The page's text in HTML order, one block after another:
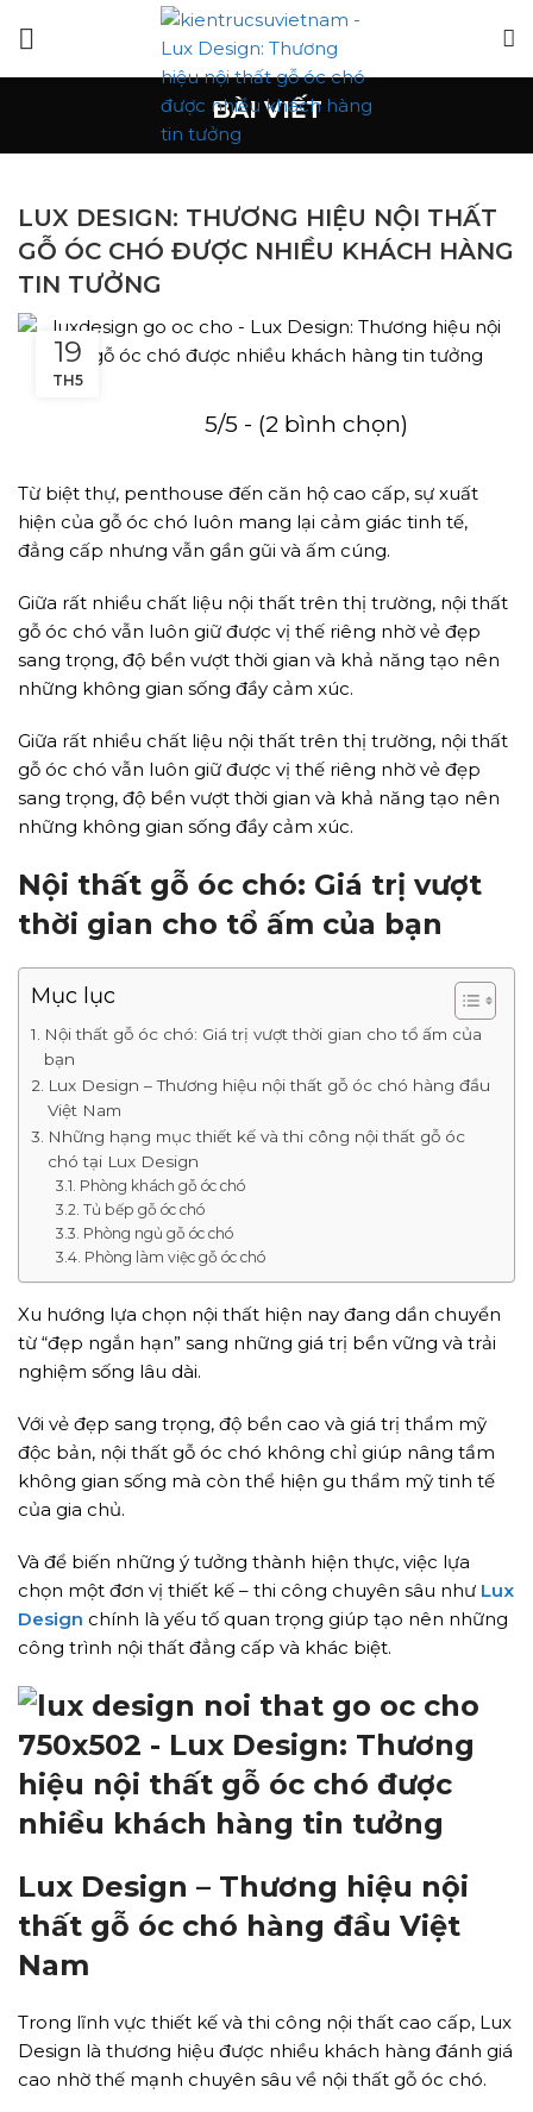
BÀI VIẾT
LUX DESIGN: THƯƠNG HIỆU NỘI THẤT
GỖ ÓC CHÓ ĐƯỢC NHIỀU KHÁCH HÀNG
TIN TƯỞNG
19
TH5
5/5 - (2 bình chọn)
Từ biệt thự, penthouse đến căn hộ cao cấp, sự xuất
hiện của gỗ óc chó luôn mang lại cảm giác tinh tế,
đẳng cấp nhưng vẫn gần gũi và ấm cúng.
Giữa rất nhiều chất liệu nội thất trên thị trường, nội thất
gỗ óc chó vẫn luôn giữ được vị thế riêng nhờ vẻ đẹp
sang trọng, độ bền vượt thời gian và khả năng tạo nên
những không gian sống đầy cảm xúc.
Giữa rất nhiều chất liệu nội thất trên thị trường, nội thất
gỗ óc chó vẫn luôn giữ được vị thế riêng nhờ vẻ đẹp
sang trọng, độ bền vượt thời gian và khả năng tạo nên
những không gian sống đầy cảm xúc.
Nội thất gỗ óc chó: Giá trị vượt
thời gian cho tổ ấm của bạn
Mục lục
Nội thất gỗ óc chó: Giá trị vượt thời gian cho tổ ấm của
bạn
Lux Design – Thương hiệu nội thất gỗ óc chó hàng đầu
Việt Nam
Những hạng mục thiết kế và thi công nội thất gỗ óc
chó tại Lux Design
Phòng khách gỗ óc chó
Tủ bếp gỗ óc chó
Phòng ngủ gỗ óc chó
Phòng làm việc gỗ óc chó
Xu hướng lựa chọn nội thất hiện nay đang dần chuyển
từ “đẹp ngắn hạn” sang những giá trị bền vững và trải
nghiệm sống lâu dài.
Với vẻ đẹp sang trọng, độ bền cao và giá trị thẩm mỹ
độc bản, nội thất gỗ óc chó không chỉ giúp nâng tầm
không gian sống mà còn thể hiện gu thẩm mỹ tinh tế
của gia chủ.
Và để biến những ý tưởng thành hiện thực, việc lựa
chọn một đơn vị thiết kế – thi công chuyên sâu như Lux
Design chính là yếu tố quan trọng giúp tạo nên những
công trình nội thất đẳng cấp và khác biệt.
Lux Design – Thương hiệu nội
thất gỗ óc chó hàng đầu Việt
Nam
Trong lĩnh vực thiết kế và thi công nội thất cao cấp, Lux
Design là thương hiệu được nhiều khách hàng đánh giá
cao nhờ thế mạnh chuyên sâu về nội thất gỗ óc chó.